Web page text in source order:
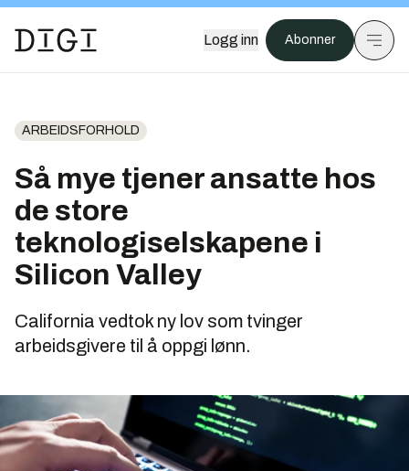
Logg inn Abonner
ARBEIDSFORHOLD
Så mye tjener ansatte hos
de store
teknologiselskapene i
Silicon Valley
California vedtok ny lov som tvinger
arbeidsgivere til å oppgi lønn.